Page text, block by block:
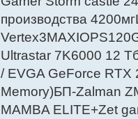
производства
Ultrastar 7K6000 12
/ EVGA GeForce RTX
Мemory)БП-Zalman
MAMBA ELITE+Zet